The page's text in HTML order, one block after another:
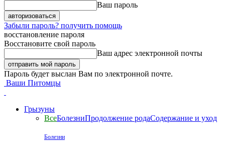
Ваш пароль
Забыли пароль? получить помощь
восстановление пароля
Восстановите свой пароль
Ваш адрес электронной почты
Пароль будет выслан Вам по электронной почте.
Ваши Питомцы
Грызуны
ВсеБолезниПродолжение родаСодержание и уход
Болезни